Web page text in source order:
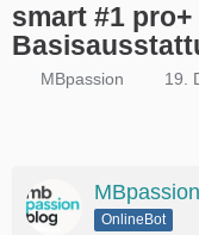
smart #1
MBpassion 19.
MBpassion
OnlineBot